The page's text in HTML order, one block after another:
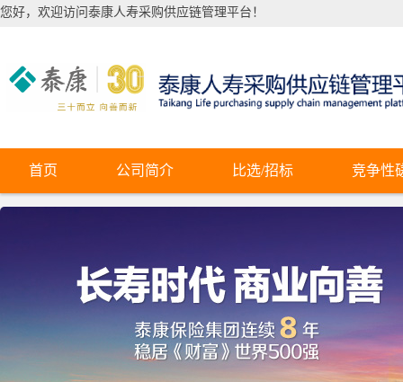
您好，欢迎访问泰康人寿采购供应链管理平台！
首页 公司简介 比选/招标 竞争性